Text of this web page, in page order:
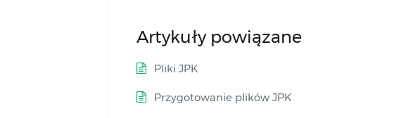
Artykuły powiązane
Pliki JPK
Przygotowanie plików JPK